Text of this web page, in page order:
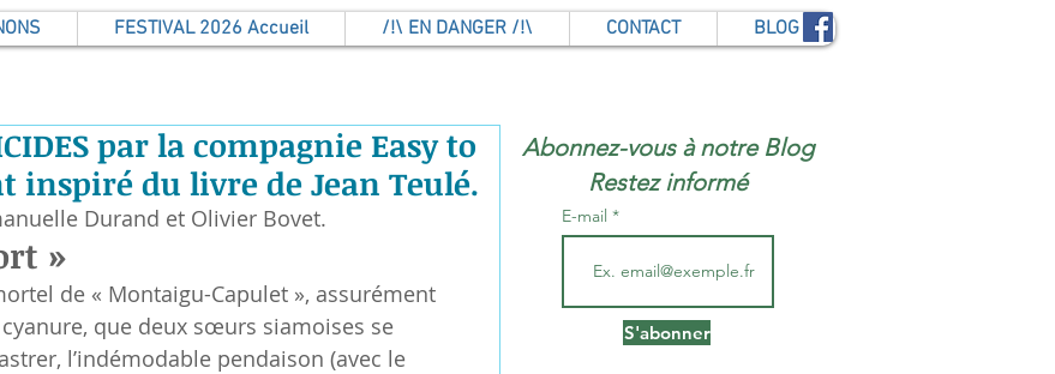
FESTIVAL 2026 Accueil /!\ EN DANGER /!\ CONTACT BLOG
par la compagnie Easy to
inspiré du livre de Jean Teulé.
Durand et Olivier Bovet.
»
de « Montaigu-Capulet », assurément
que deux sœurs siamoises se
l’indémodable pendaison (avec le
Abonnez-vous à notre Blog
Restez informé
E-mail
S'abonner